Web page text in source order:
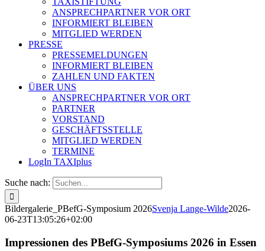
ANSPRECHPARTNER VOR ORT
INFORMIERT BLEIBEN
MITGLIED WERDEN
PRESSE
PRESSEMELDUNGEN
INFORMIERT BLEIBEN
ZAHLEN UND FAKTEN
ÜBER UNS
ANSPRECHPARTNER VOR ORT
PARTNER
VORSTAND
GESCHÄFTSSTELLE
MITGLIED WERDEN
TERMINE
LogIn TAXIplus
Suche nach:
Bildergalerie_PBefG-Symposium 2026Svenja Lange-Wilde2026-
06-23T13:05:26+02:00
Impressionen des PBefG-Symposiums 2026 in Essen